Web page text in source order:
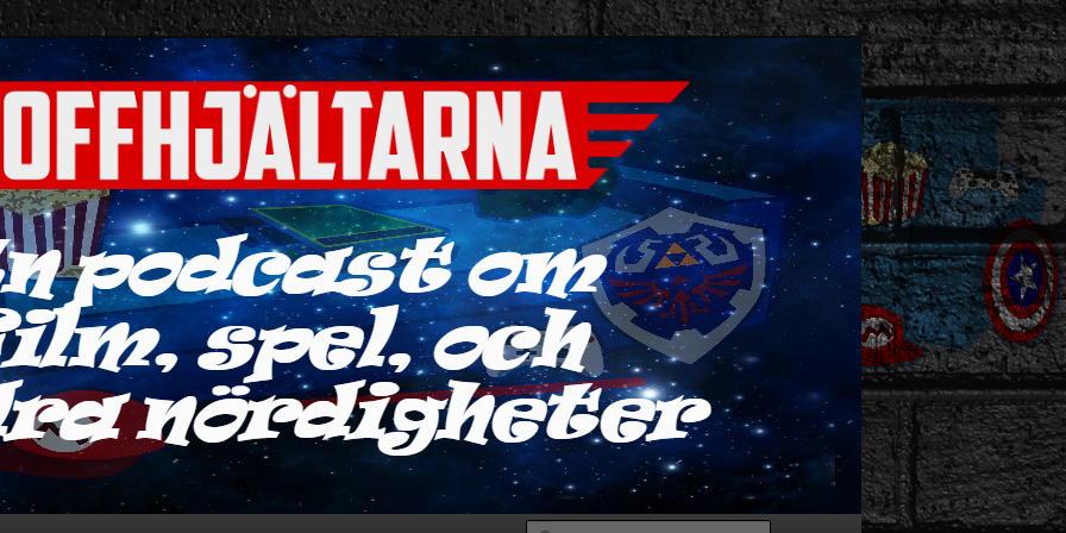
nördigheter